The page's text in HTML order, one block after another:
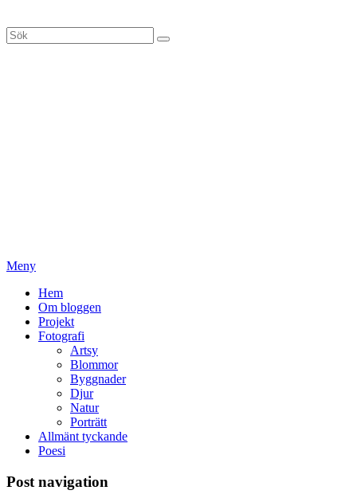
till
innehåll
Sök
efter:
Sök
Meny
Primär
meny
Hem
Om bloggen
Projekt
Fotografi
Artsy
Blommor
Byggnader
Djur
Natur
Porträtt
Allmänt tyckande
Poesi
Post navigation